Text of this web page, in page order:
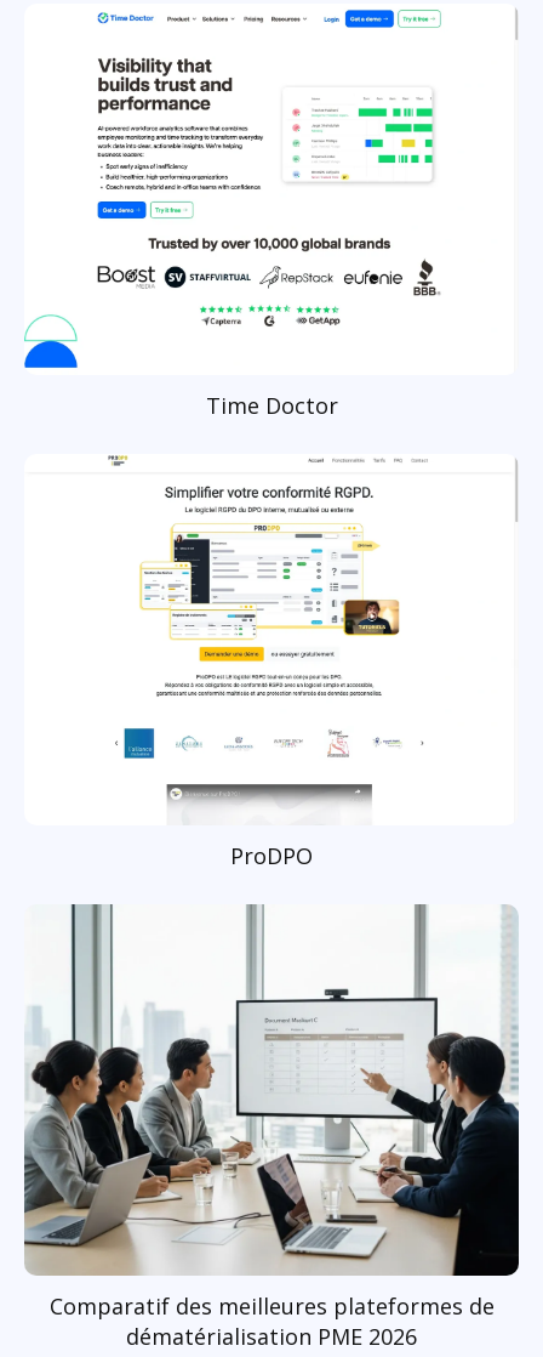
Time Doctor
ProDPO
Comparatif des meilleures plateformes de
dématérialisation PME 2026